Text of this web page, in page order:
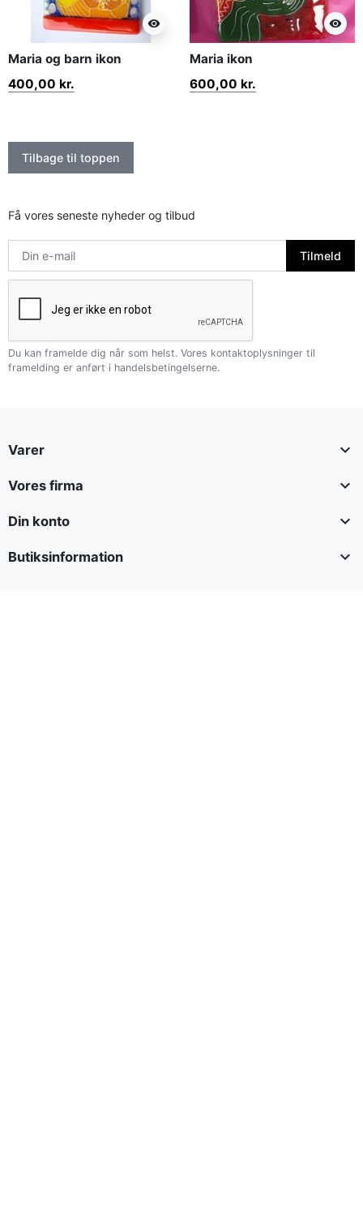
visibility
Maria og barn ikon
400,00 kr.
visibility
Maria ikon
600,00 kr.
Tilbage til toppen
Få vores seneste nyheder og tilbud
Du kan framelde dig når som helst. Vores kontaktoplysninger til
framelding er anført i handelsbetingelserne.
Varer 
Vores firma 
Din konto 
Butiksinformation 